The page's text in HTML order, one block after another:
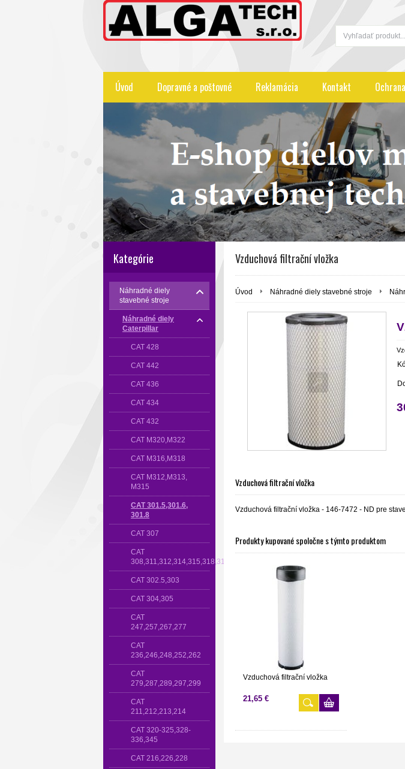
Úvod Dopravné a poštovné Reklamácia Kontakt
Kategórie
Náhradné diely
stavebné stroje
Náhradné diely
Caterpillar
CAT 428
CAT 442
CAT 436
CAT 434
CAT 432
CAT M320,M322
CAT M316,M318
CAT M312,M313,
M315
CAT 301.5,301.6,
301.8
CAT 307
CAT
308,311,312,314,315,318,319
CAT 302.5,303
CAT 304,305
CAT
247,257,267,277
CAT
236,246,248,252,262
CAT
279,287,289,297,299
CAT
211,212,213,214
CAT 320-325,328-
336,345
CAT 216,226,228
Vzduchová filtrační vložka
Úvod Náhradné diely stavebné stroje
Vzduchová filtrační vložka
Vzduchová filtrační vložka - 146-7472 - ND pre
Produkty kupované spoločne s týmto produktom
Vzduchová filtrační vložka
21,65 €